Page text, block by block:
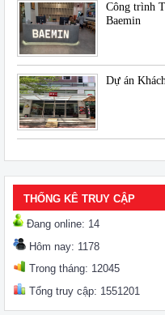
Công trình
Baemin
Dự án
THỐNG KÊ TRUY CẬP
Đang online: 14
Hôm nay: 1178
Trong tháng: 12045
Tổng truy cập: 1551201